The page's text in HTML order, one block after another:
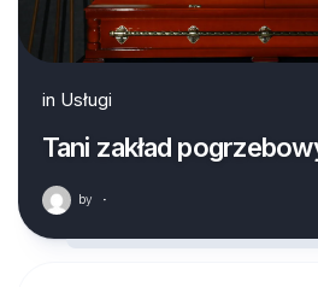
in Usługi
Tani zakład
by ·